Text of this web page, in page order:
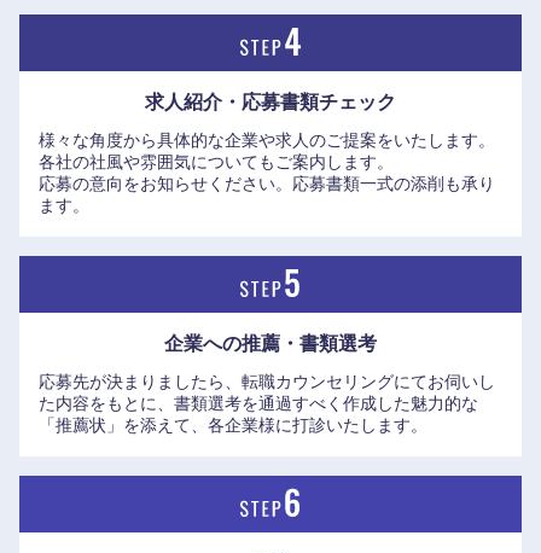
求人紹介・応募書類チェック
様々な角度から具体的な企業や求人のご提案をいたします。
各社の社風や雰囲気についてもご案内します。
応募の意向をお知らせください。応募書類一式の添削も承り
ます。
企業への推薦・書類選考
応募先が決まりましたら、転職カウンセリングにてお伺いし
た内容をもとに、書類選考を通過すべく作成した魅力的な
「推薦状」を添えて、各企業様に打診いたします。
近畿地方